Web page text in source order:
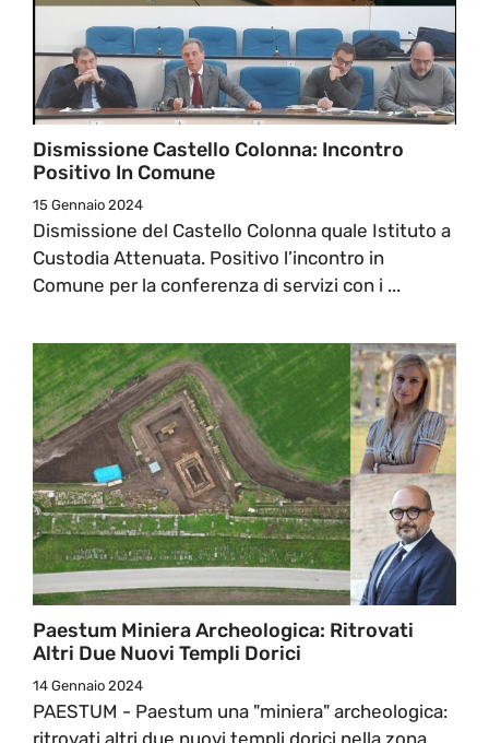
Dismissione Castello Colonna: Incontro
Positivo In Comune
15 Gennaio 2024
Dismissione del Castello Colonna quale Istituto a
Custodia Attenuata. Positivo l’incontro in
Comune per la conferenza di servizi con i ...
Paestum Miniera Archeologica: Ritrovati
Altri Due Nuovi Templi Dorici
14 Gennaio 2024
PAESTUM - Paestum una "miniera" archeologica:
ritrovati altri due nuovi templi dorici nella zona